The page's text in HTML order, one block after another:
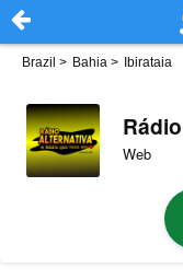
Brazil > Bahia > Ibirataia
Web